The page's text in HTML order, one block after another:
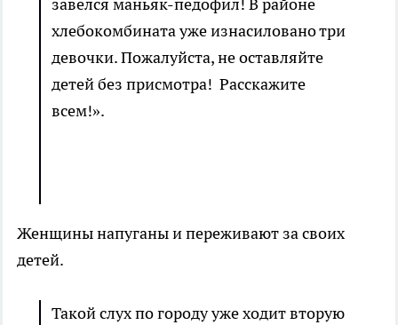
завелся маньяк-педофил! В районе
хлебокомбината уже изнасиловано три
девочки. Пожалуйста, не оставляйте
детей без присмотра! Расскажите
всем!».
Женщины напуганы и переживают за своих
детей.
Такой слух по городу уже ходит вторую